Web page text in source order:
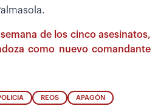
de los cinco asesinatos,
como nuevo comandante
REOS APAGÓN